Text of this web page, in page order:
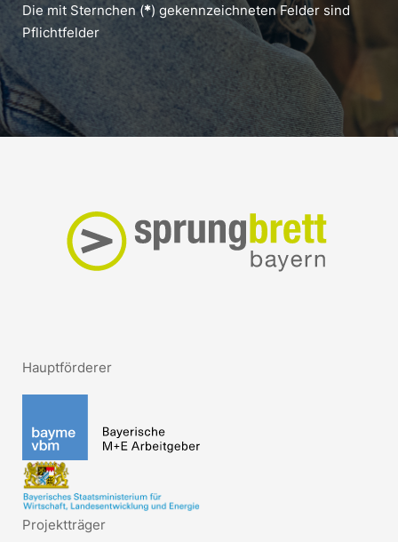
Die mit Sternchen (*) gekennzeichneten Felder sind
Pflichtfelder
Hauptförderer
Projektträger